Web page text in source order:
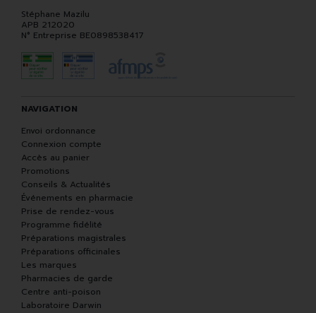
Stéphane Mazilu
APB 212020
N° Entreprise BE0898538417
NAVIGATION
Envoi ordonnance
Connexion compte
Accès au panier
Promotions
Conseils & Actualités
Événements en pharmacie
Prise de rendez-vous
Programme fidélité
Préparations magistrales
Préparations officinales
Les marques
Pharmacies de garde
Centre anti-poison
Laboratoire Darwin